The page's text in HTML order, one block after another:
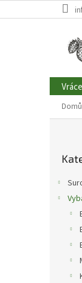
na
Domů